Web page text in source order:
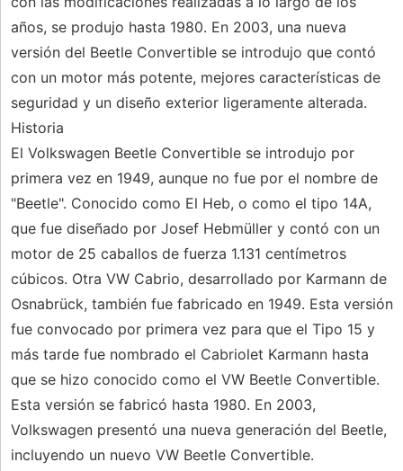
años, se produjo hasta 1980. En 2003, una nueva
versión del Beetle Convertible se introdujo que contó
con un motor más potente, mejores características de
seguridad y un diseño exterior ligeramente alterada.
Historia
El Volkswagen Beetle Convertible se introdujo por
primera vez en 1949, aunque no fue por el nombre de
"Beetle". Conocido como El Heb, o como el tipo 14A,
que fue diseñado por Josef Hebmüller y contó con un
motor de 25 caballos de fuerza 1.131 centímetros
cúbicos. Otra VW Cabrio, desarrollado por Karmann de
Osnabrück, también fue fabricado en 1949. Esta versión
fue convocado por primera vez para que el Tipo 15 y
más tarde fue nombrado el Cabriolet Karmann hasta
que se hizo conocido como el VW Beetle Convertible.
Esta versión se fabricó hasta 1980. En 2003,
Volkswagen presentó una nueva generación del Beetle,
incluyendo un nuevo VW Beetle Convertible.